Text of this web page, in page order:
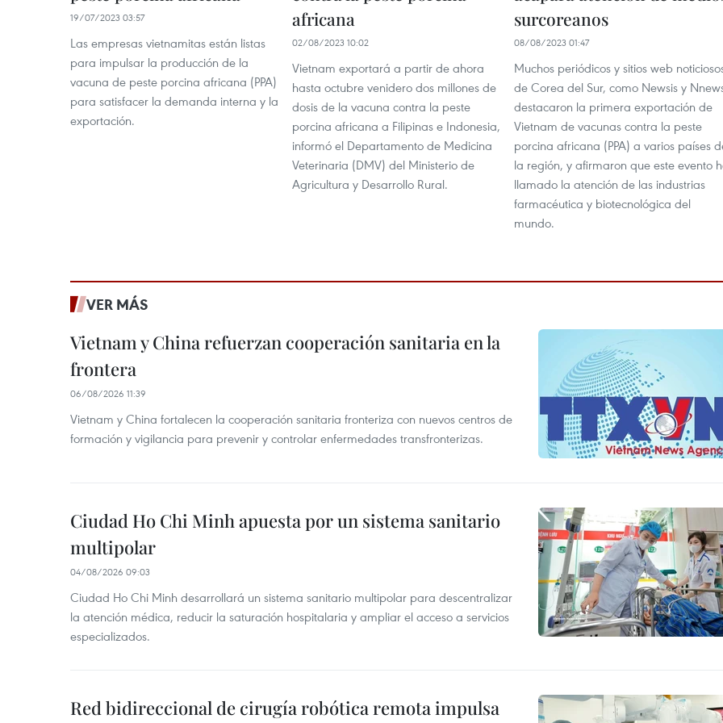
19/07/2023 03:57
Las empresas vietnamitas están listas
para impulsar la producción de la
vacuna de peste porcina africana (PPA)
para satisfacer la demanda interna y la
exportación.
africana
02/08/2023 10:02
Vietnam exportará a partir de ahora
hasta octubre venidero dos millones de
dosis de la vacuna contra la peste
porcina africana a Filipinas e Indonesia,
informó el Departamento de Medicina
Veterinaria (DMV) del Ministerio de
Agricultura y Desarrollo Rural.
surcoreanos
08/08/2023 01:47
Muchos periódicos y sitios web
de Corea del Sur, como Newsis y
destacaron la primera exportación de
Vietnam de vacunas contra la peste
porcina africana (PPA) a varios países
la región, y afirmaron que este evento
llamado la atención de las industrias
farmacéutica y biotecnológica del
mundo.
VER MÁS
Vietnam y China refuerzan cooperación sanitaria en la
frontera
06/08/2026 11:39
Vietnam y China fortalecen la cooperación sanitaria fronteriza con nuevos centros de
formación y vigilancia para prevenir y controlar enfermedades transfronterizas.
Ciudad Ho Chi Minh apuesta por un sistema sanitario
multipolar
04/08/2026 09:03
Ciudad Ho Chi Minh desarrollará un sistema sanitario multipolar para descentralizar
la atención médica, reducir la saturación hospitalaria y ampliar el acceso a servicios
especializados.
Red bidireccional de cirugía robótica remota impulsa